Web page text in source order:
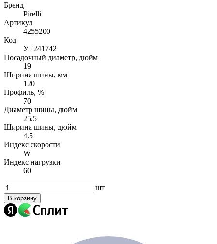
Бренд
Pirelli
Артикул
4255200
Код
УТ241742
Посадочный диаметр, дюйм
19
Ширина шины, мм
120
Профиль, %
70
Диаметр шины, дюйм
25.5
Ширина шины, дюйм
4.5
Индекс скорости
W
Индекс нагрузки
60
шт
В корзину